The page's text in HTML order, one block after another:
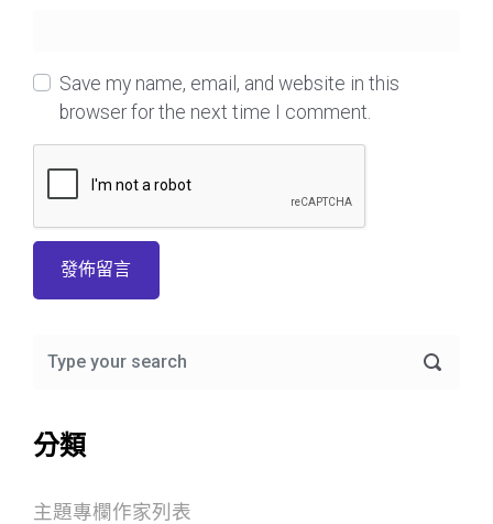
Save my name, email, and website in this
browser for the next time I comment.
分類
主題專欄作家列表